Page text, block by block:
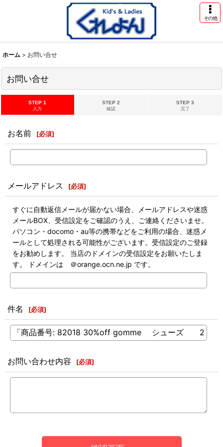
その他
ホーム > お問い合せ
お問い合せ
STEP 1
入力
STEP 2
確認
STEP 3
完了
お名前 [必須]
メールアドレス [必須]
すぐに自動返信メールが届かない場合、メールアドレスや迷惑
メールBOX、受信設定をご確認のうえ、ご連絡くださいませ。
パソコン・docomo・au等の携帯などをご利用の場合、迷惑メ
ールとして処理される可能性がございます。受信設定のご登録
をお勧めします。 当店のドメインの受信設定をお願いたしま
す。 ドメインは ＠orange.ocn.ne.jp です。
件名 [必須]
お問い合わせ内容 [必須]